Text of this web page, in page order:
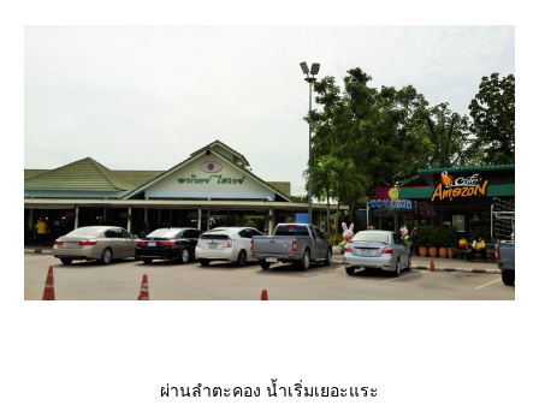
ผ่านลำตะคอง น้ำเริ่มเยอะแระ